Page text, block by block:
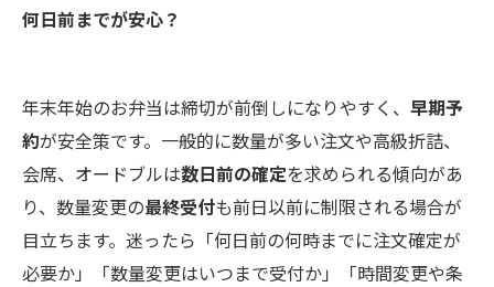
何日前までが安心？
年末年始のお弁当は締切が前倒しになりやすく、 早期予
約が安全策です。一般的に数量が多い注文や高級折詰、
会席、オードブルは数日前の確定を求められる傾向があ
り、数量変更の最終受付も前日以前に制限される場合が
目立ちます。迷ったら「何日前の何時までに注文確定が
必要か」「数量変更はいつまで受付か」「時間変更や条